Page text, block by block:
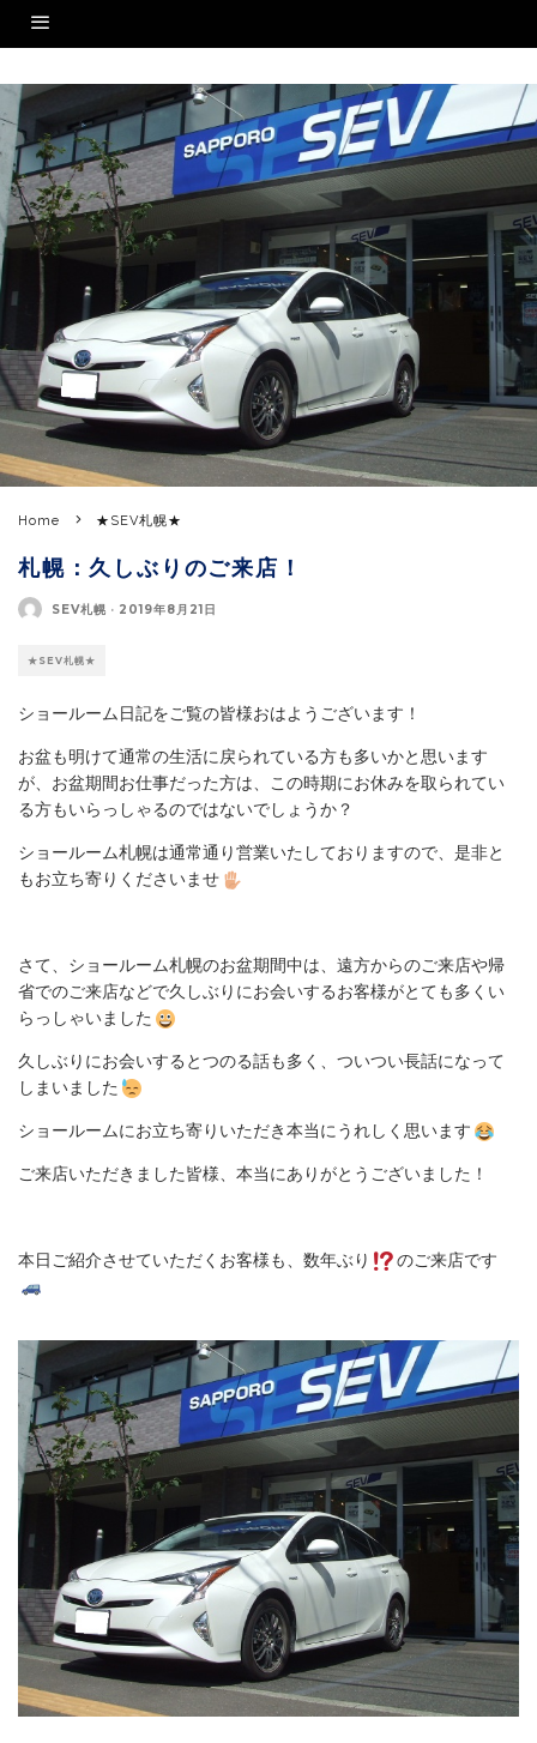
Home ★SEV札幌★
札幌：久しぶりのご来店！
SEV札幌 · 2019年8月21日
★SEV札幌★
ショールーム日記をご覧の皆様おはようございます！
お盆も明けて通常の生活に戻られている方も多いかと思います
が、お盆期間お仕事だった方は、この時期にお休みを取られてい
る方もいらっしゃるのではないでしょうか？
ショールーム札幌は通常通り営業いたしておりますので、是非と
もお立ち寄りくださいませ
さて、ショールーム札幌のお盆期間中は、遠方からのご来店や帰
省でのご来店などで久しぶりにお会いするお客様がとても多くい
らっしゃいました
久しぶりにお会いするとつのる話も多く、ついつい長話になって
しまいました
ショールームにお立ち寄りいただき本当にうれしく思います
ご来店いただきました皆様、本当にありがとうございました！
本日ご紹介させていただくお客様も、数年ぶり のご来店です